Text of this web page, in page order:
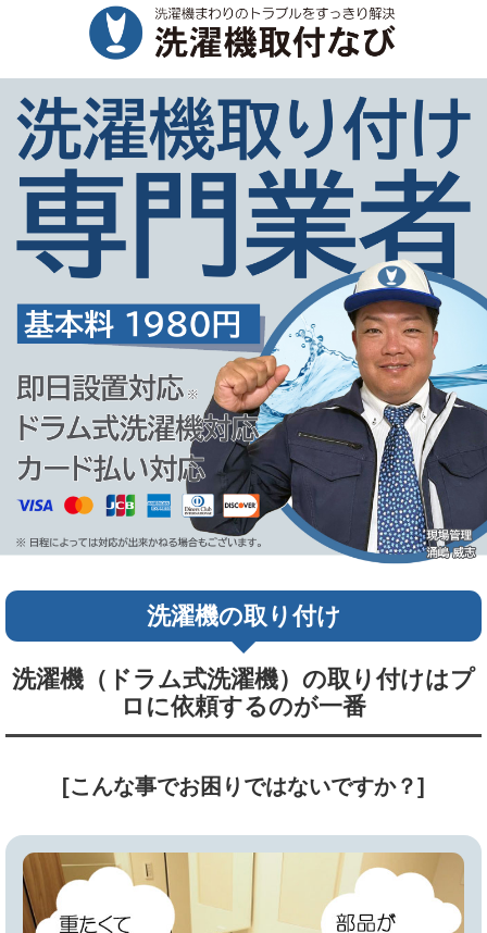
洗濯機の取り付け
洗濯機（ドラム式洗濯機）の取り付けはプ
ロに依頼するのが一番
[こんな事でお困りではないですか？]